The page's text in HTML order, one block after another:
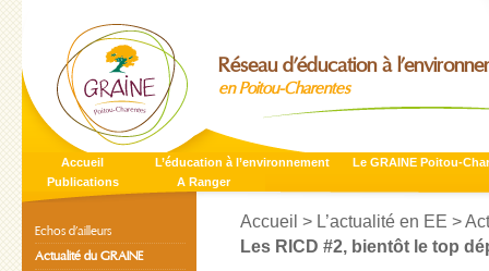
Réseau d’éducation à
en Poitou-Charentes
Accueil L’éducation à l’environnement
Le GRAINE Poitou-
Publications
A Ranger
Accueil > L’actualité en EE >
Les RICD #2, bientôt le top
Echos d’ailleurs
Actualité du GRAINE